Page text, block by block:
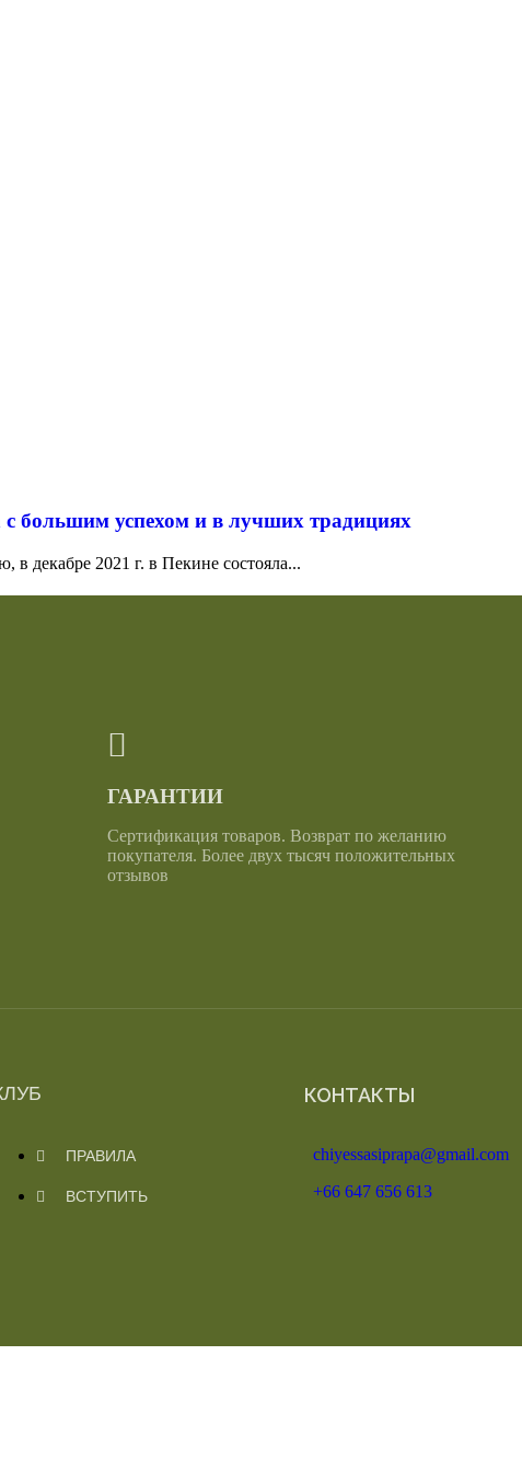
большим успехом и в лучших традициях
в декабре 2021 г. в Пекине состояла...
ГАРАНТИИ
Сертификация товаров. Возврат по желанию
покупателя. Более двух тысяч положительных
отзывов
ПРАВИЛА
ВСТУПИТЬ
КОНТАКТЫ
chiyessasiprapa@gmail.com
+66 647 656 613